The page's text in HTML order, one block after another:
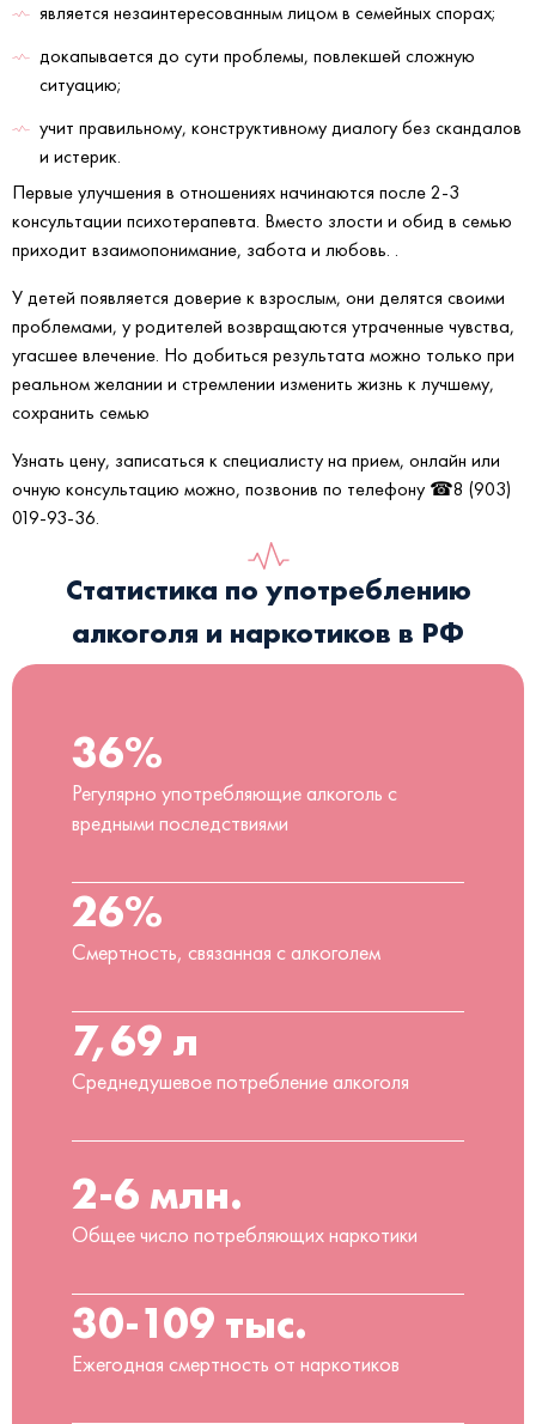
является незаинтересованным лицом в семейных спорах;
докапывается до сути проблемы, повлекшей сложную
ситуацию;
учит правильному, конструктивному диалогу без скандалов
и истерик.
Первые улучшения в отношениях начинаются после 2-3
консультации психотерапевта. Вместо злости и обид в семью
приходит взаимопонимание, забота и любовь. .
У детей появляется доверие к взрослым, они делятся своими
проблемами, у родителей возвращаются утраченные чувства,
угасшее влечение. Но добиться результата можно только при
реальном желании и стремлении изменить жизнь к лучшему,
сохранить семью
Узнать цену, записаться к специалисту на прием, онлайн или
очную консультацию можно, позвонив по телефону ☎8 (903)
019-93-36.
Статистика по употреблению
алкоголя и наркотиков в РФ
36%
Регулярно употребляющие алкоголь с
вредными последствиями
26%
Смертность, связанная с алкоголем
7,69 л
Среднедушевое потребление алкоголя
2-6 млн.
Общее число потребляющих наркотики
30-109 тыс.
Ежегодная смертность от наркотиков